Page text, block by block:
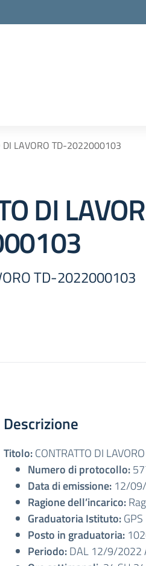
DI LAVORO TD-2022000103
DI
TD-2022000103
Descrizione
Titolo:CONTRATTO DI
Numero di protocollo:
Data di emissione: 12/
Ragione dell’incarico:
Graduatoria Istituto:
Posto in graduatoria:
Periodo:DAL 12/9/